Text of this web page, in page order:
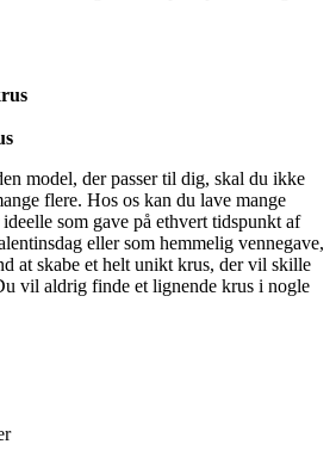
model, der passer til dig, skal du ikke
flere. Hos os kan du lave mange
som gave på ethvert tidspunkt af
eller som hemmelig vennegave,
at skabe et helt unikt krus, der vil skille
vil aldrig finde et lignende krus i nogle